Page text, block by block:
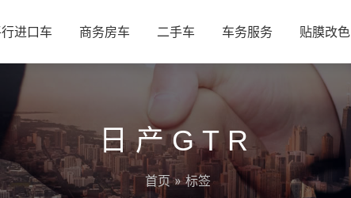
进口车 商务房车 二手车 车务服务 贴膜改色
日产GTR
首页 » 标签